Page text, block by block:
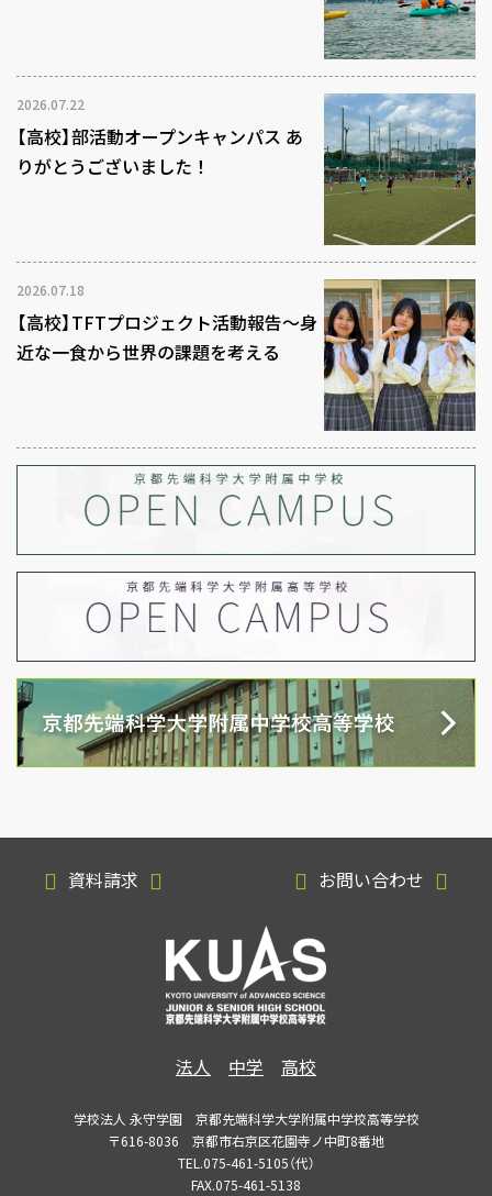
2026.07.22
【高校】部活動オープンキャンパス あ
りがとうございました！
2026.07.18
【高校】TFTプロジェクト活動報告～身
近な一食から世界の課題を考える
資料請求 お問い合わせ
法人 中学 高校
学校法人 永守学園 京都先端科学大学附属中学校高等学校
〒616-8036 京都市右京区花園寺ノ中町8番地
TEL.075-461-5105（代）
FAX.075-461-5138